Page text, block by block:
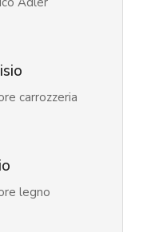
carrozzeria
legno